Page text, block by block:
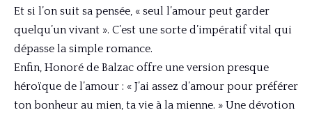
Et si l’on suit sa pensée, « seul l’amour peut garder
quelqu’un vivant ». C’est une sorte d’impératif vital qui
dépasse la simple romance.
Enfin, Honoré de Balzac offre une version presque
héroïque de l’amour : « J’ai assez d’amour pour préférer
ton bonheur au mien, ta vie à la mienne. » Une dévotion